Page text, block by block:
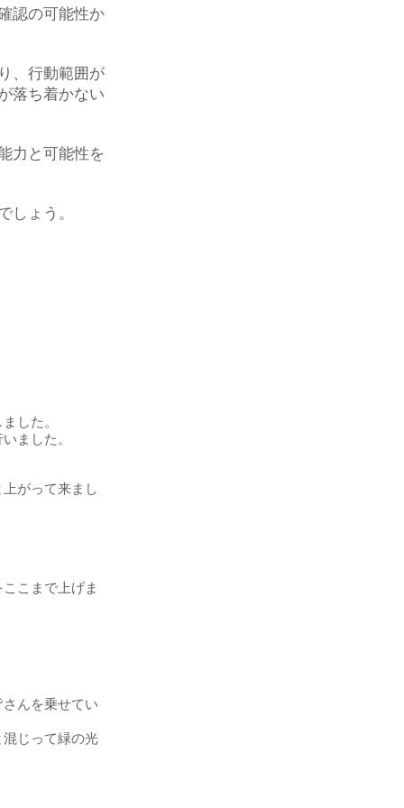
認の可能性か
、行動範囲が
落ち着かない
力と可能性を
しょう。
した。
ました。
がって来まし
こまで上げま
んを乗せてい
じって緑の光